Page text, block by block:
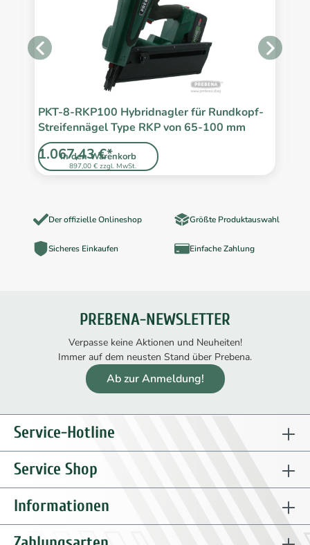
PKT-8-RKP100 Hybridnagler für Rundkopf-
Streifennägel Type RKP von 65-100 mm
In den Warenkorb
897,00 € zzgl. MwSt.
1.067,43 €*
Der offizielle Onlineshop Größte Produktauswahl
Sicheres Einkaufen Einfache Zahlung
PREBENA-NEWSLETTER
Verpasse keine Aktionen und Neuheiten!
Immer auf dem neusten Stand über Prebena.
Ab zur Anmeldung!
Service-Hotline
Service Shop
Informationen